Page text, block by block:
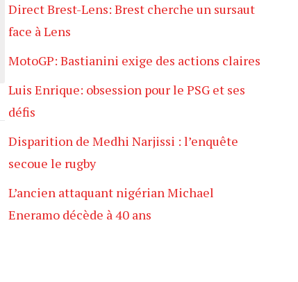
Direct Brest-Lens: Brest cherche un sursaut
face à Lens
MotoGP: Bastianini exige des actions claires
Luis Enrique: obsession pour le PSG et ses
défis
Disparition de Medhi Narjissi : l’enquête
secoue le rugby
L’ancien attaquant nigérian Michael
Eneramo décède à 40 ans